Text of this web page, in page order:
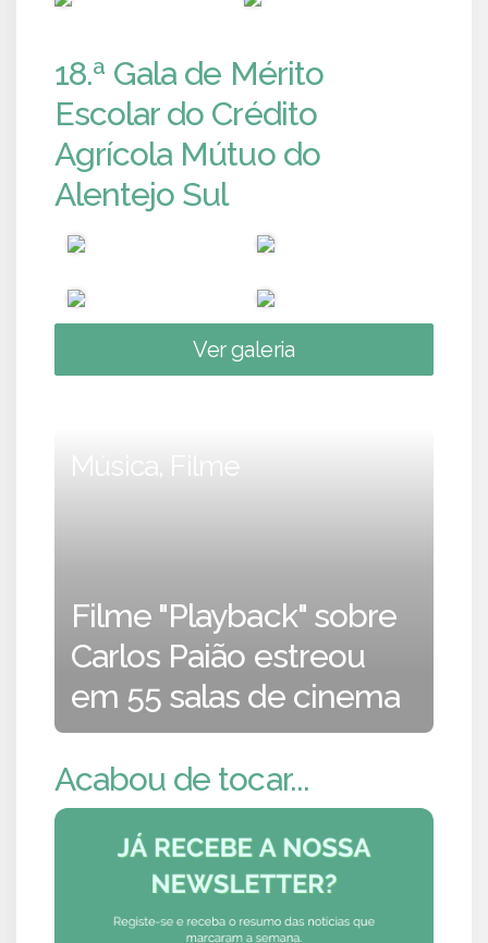
18.ª Gala de Mérito
Escolar do Crédito
Agrícola Mútuo do
Alentejo Sul
Ver galeria
Música, Filme
Filme "Playback" sobre
Carlos Paião estreou
em 55 salas de cinema
Acabou de tocar...